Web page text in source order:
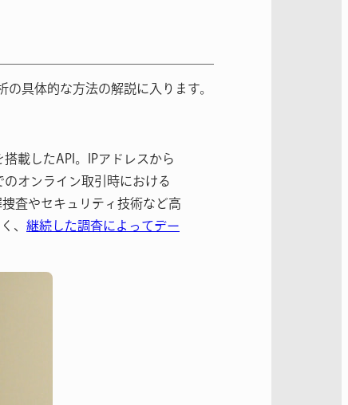
具体的な方法の解説に入ります。
載したAPI。IPアドレスから
オンライン取引時における
査やセキュリティ技術など高
、 継続した調査によってデー